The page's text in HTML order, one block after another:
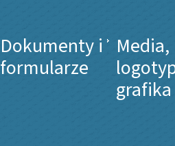
Dokumenty i
formularze
Media,
grafika